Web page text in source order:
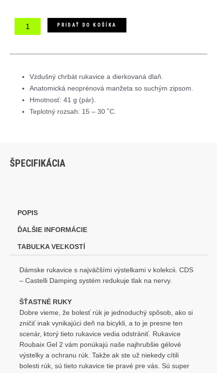
PRIDAŤ DO KOŠÍKA
Vzdušný chrbát rukavice a dierkovaná dlaň.
Anatomická neoprénová manžeta so suchým zipsom.
Hmotnosť: 41 g (pár).
Teplotný rozsah: 15 – 30 ˚C.
ŠPECIFIKÁCIA
POPIS
ĎALŠIE INFORMÁCIE
TABUĽKA VEĽKOSTÍ
Dámske rukavice s najväčšími výstelkami v kolekcii. CDS
– Castelli Damping systém redukuje tlak na nervy.
ŠŤASTNÉ RUKY
Dobre vieme, že bolesť rúk je jednoduchý spôsob, ako si
zničiť inak vynikajúci deň na bicykli, a to je presne ten
scenár, ktorý tieto rukavice vedia odstrániť. Rukavice
Roubaix Gel 2 vám ponúkajú naše najhrubšie gélové
výstelky a ochranu rúk. Takže ak ste už niekedy cítili
bolesti rúk, sú tieto rukavice tie pravé pre vás. Sú super